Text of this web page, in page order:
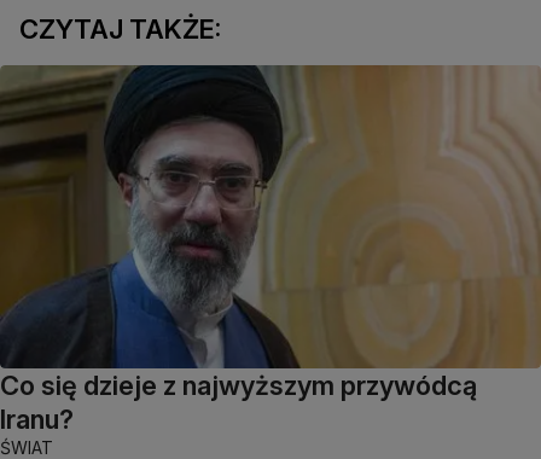
CZYTAJ TAKŻE:
Co się dzieje z najwyższym przywódcą
Iranu?
ŚWIAT